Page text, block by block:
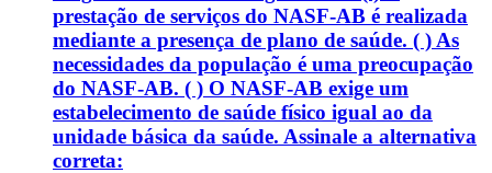
prestação de serviços do NASF-AB é realizada
mediante a presença de plano de saúde. ( ) As
necessidades da população é uma preocupação
do NASF-AB. ( ) O NASF-AB exige um
estabelecimento de saúde físico igual ao da
unidade básica da saúde. Assinale a alternativa
correta: